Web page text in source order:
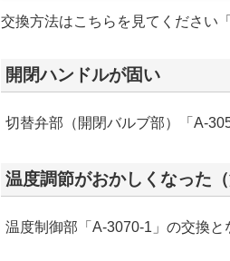
交換方法はこちらを見てください「
開閉ハンドルが固い
切替弁部（開閉バルブ部）「A-
温度調節がおかしくなった
温度制御部「A-3070-1」の交換と